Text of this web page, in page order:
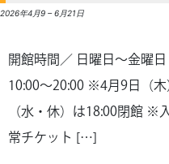
2026年4月9 –6月21日
開館時間／ 日曜日～金曜
10:00～20:00 ※4月9日（
（水・休）は18:00閉館 ※
常チケット […]